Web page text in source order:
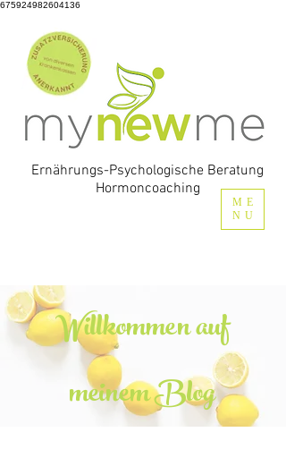
675924982604136
Ernährungs-Psychologische Beratung
Hormoncoaching
ME
NU
Willkommen auf
meinem Blog